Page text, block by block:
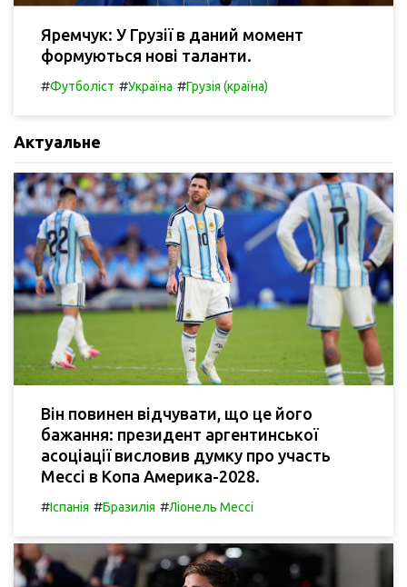
Яремчук: У Грузії в даний момент
формуються нові таланти.
#Футболіст #Україна #Грузія (країна)
Актуальне
Він повинен відчувати, що це його
бажання: президент аргентинської
асоціації висловив думку про участь
Мессі в Копа Америка-2028.
#Іспанія #Бразилія #Ліонель Мессі